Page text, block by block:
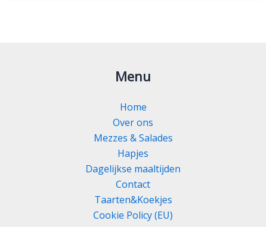
Menu
Home
Over ons
Mezzes & Salades
Hapjes
Dagelijkse maaltijden
Contact
Taarten&Koekjes
Cookie Policy (EU)